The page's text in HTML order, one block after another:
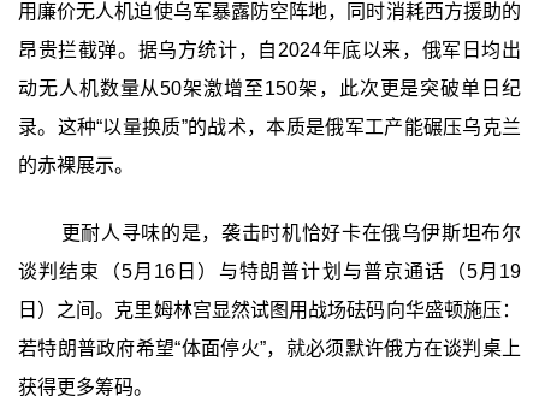
用廉价无人机迫使乌军暴露防空阵地，同时消耗西方援助的
昂贵拦截弹。据乌方统计，自2024年底以来，俄军日均出
动无人机数量从50架激增至150架，此次更是突破单日纪
录。这种“以量换质”的战术，本质是俄军工产能碾压乌克兰
的赤裸展示。
更耐人寻味的是，袭击时机恰好卡在俄乌伊斯坦布尔
谈判结束（5月16日）与特朗普计划与普京通话（5月19
日）之间。克里姆林宫显然试图用战场砝码向华盛顿施压：
若特朗普政府希望“体面停火”，就必须默许俄方在谈判桌上
获得更多筹码。